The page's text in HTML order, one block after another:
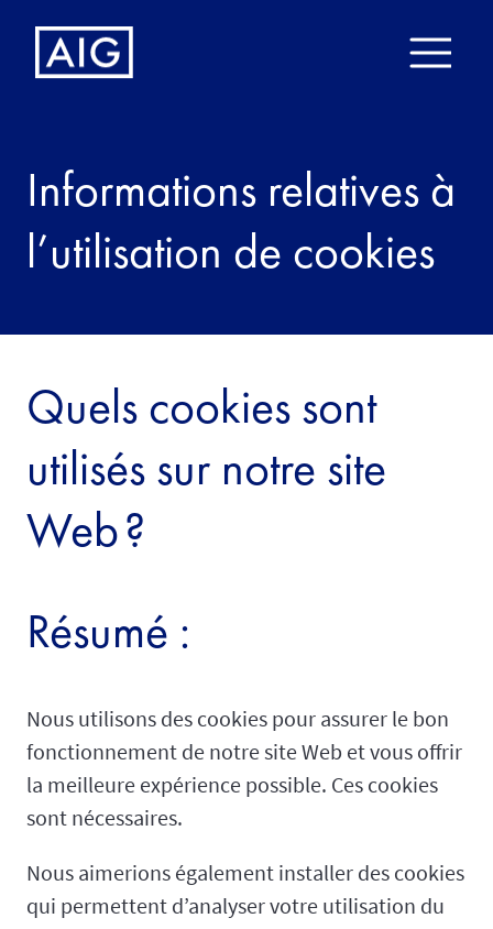
Informations relatives à
l’utilisation de cookies
Quels cookies sont
utilisés sur notre site
Web ?
Résumé :
Nous utilisons des cookies pour assurer le bon
fonctionnement de notre site Web et vous offrir
la meilleure expérience possible. Ces cookies
sont nécessaires.
Nous aimerions également installer des cookies
qui permettent d’analyser votre utilisation du